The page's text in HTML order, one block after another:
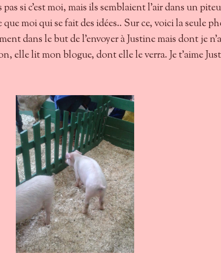
pas si c'est moi, mais ils semblaient l'air dans un
moi qui se fait des idées.. Sur ce, voici la seule
dans le but de l'envoyer à Justine mais dont je
elle lit mon blogue, dont elle le verra. Je t'aime